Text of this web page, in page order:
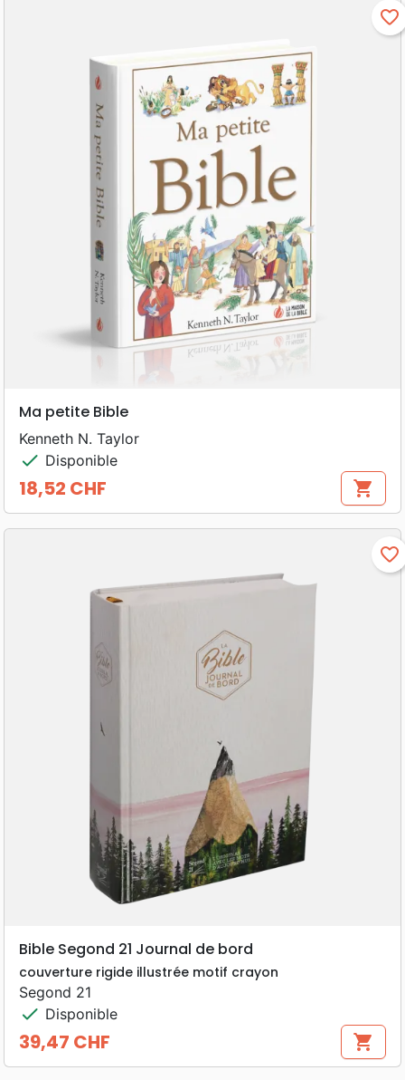
favorite_border
Ma petite Bible
Kenneth N. Taylor
check Disponible
Prix
18,52 CHF shopping_cart
favorite_border
Bible Segond 21 Journal de bord
couverture rigide illustrée motif crayon
Segond 21
check Disponible
Prix
39,47 CHF shopping_cart